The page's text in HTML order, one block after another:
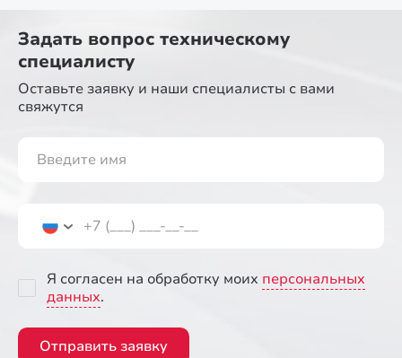
Задать вопрос техническому
специалисту
Оставьте заявку и наши специалисты с вами
свяжутся
Я согласен на обработку моих персональных
данных.
Отправить заявку